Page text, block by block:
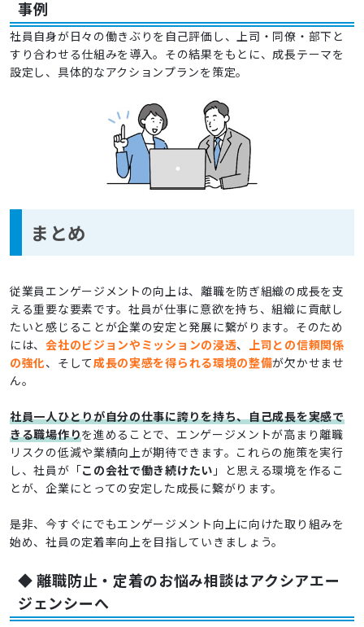
事例
社員自身が日々の働きぶりを自己評価し、上司・同僚・部下と
すり合わせる仕組みを導入。その結果をもとに、成長テーマを
設定し、具体的なアクションプランを策定。
まとめ
従業員エンゲージメントの向上は、離職を防ぎ組織の成長を支
える重要な要素です。社員が仕事に意欲を持ち、組織に貢献し
たいと感じることが企業の安定と発展に繋がります。そのため
には、会社のビジョンやミッションの浸透、
上司との信頼関係
の強化、そして成長の実感を得られる環境の整備が欠かせませ
ん。
社員一人ひとりが自分の仕事に誇りを持ち、自己成長を実感で
きる職場作りを進めることで、エンゲージメントが高まり離職
リスクの低減や業績向上が期待できます。これらの施策を実行
し、社員が「この会社で働き続けたい 」と思える環境を作るこ
とが、企業にとっての安定した成長に繋がります。
是非、今すぐにでもエンゲージメント向上に向けた取り組みを
始め、社員の定着率向上を目指していきましょう。
◆ 離職防止・定着のお悩み相談はアクシアエー
ジェンシーへ